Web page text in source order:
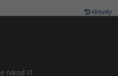
Aktivity
národ IT